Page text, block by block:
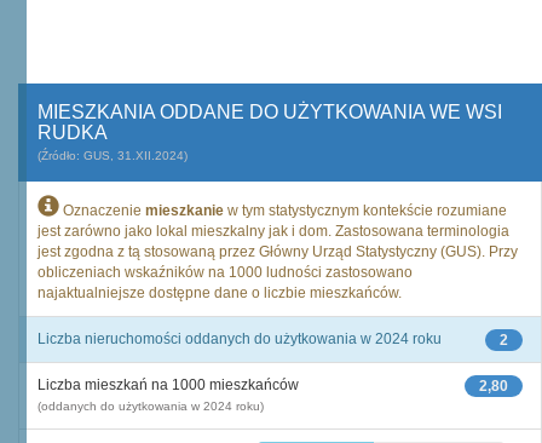
MIESZKANIA ODDANE DO UŻYTKOWANIA WE WSI
RUDKA
(Źródło: GUS, 31.XII.2024)
Oznaczenie mieszkanie w tym statystycznym kontekście rozumiane
jest zarówno jako lokal mieszkalny jak i dom. Zastosowana terminologia
jest zgodna z tą stosowaną przez Główny Urząd Statystyczny (GUS). Przy
obliczeniach wskaźników na 1000 ludności zastosowano
najaktualniejsze dostępne dane o liczbie mieszkańców.
2
Liczba nieruchomości oddanych do użytkowania w 2024 roku
2,80
Liczba mieszkań na 1000 mieszkańców
(oddanych do użytkowania w 2024 roku)